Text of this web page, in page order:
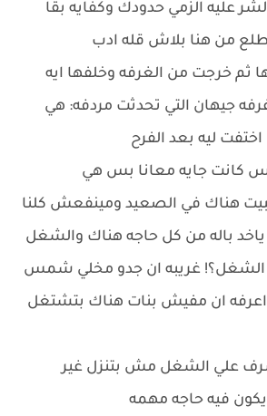
عليه الزمي حدودك وكفايه بقا
من هنا بلاش قله ادب
ثم خرجت من الغرفه وخلفها ايه
جيهان التي تحدثت مردفه: هي
ليه بعد الفرح
كانت جايه معانا بس هي
هناك في الصعيد ومينفعش كلنا
ياخد باله من كل حاجه هناك والشغل
الشغل؟! غريبه ان جدو مخلي شمس
ان مفيش بنات هناك بتشتغل
علي الشغل مش بتنزل غير
فيه حاجه مهمه